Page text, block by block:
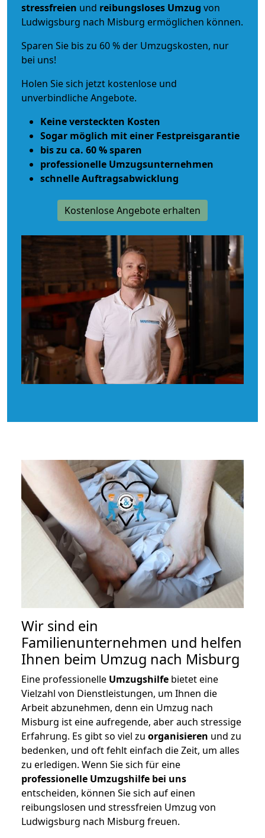
stressfreien und reibungsloses Umzug von
Ludwigsburg nach Misburg ermöglichen können.
Sparen Sie bis zu 60 % der Umzugskosten, nur
bei uns!
Holen Sie sich jetzt kostenlose und
unverbindliche Angebote.
Keine versteckten Kosten
Sogar möglich mit einer Festpreisgarantie
bis zu ca. 60 % sparen
professionelle Umzugsunternehmen
schnelle Auftragsabwicklung
Kostenlose Angebote erhalten
Wir sind ein
Familienunternehmen und helfen
Ihnen beim Umzug nach Misburg
Eine professionelle Umzugshilfe bietet eine
Vielzahl von Dienstleistungen, um Ihnen die
Arbeit abzunehmen, denn ein Umzug nach
Misburg ist eine aufregende, aber auch stressige
Erfahrung. Es gibt so viel zu organisieren und zu
bedenken, und oft fehlt einfach die Zeit, um alles
zu erledigen. Wenn Sie sich für eine
professionelle Umzugshilfe bei uns
entscheiden, können Sie sich auf einen
reibungslosen und stressfreien Umzug von
Ludwigsburg nach Misburg freuen.